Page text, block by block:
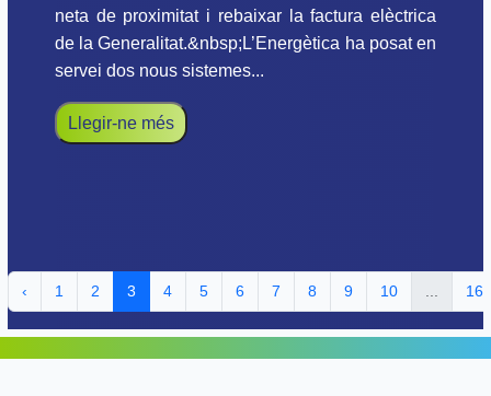
neta de proximitat i rebaixar la factura elèctrica
de la Generalitat.&nbsp;L’Energètica ha posat en
servei dos nous sistemes...
Llegir-ne més
‹ 1 2 3 4 5 6 7 8 9 10 16